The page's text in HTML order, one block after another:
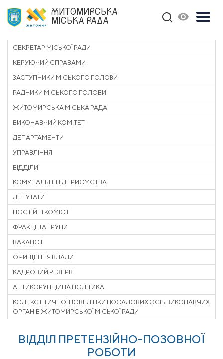
ЖИТОМИРСЬКА
МІСЬКА РАДА
ВІДДІЛ ПРЕТЕНЗІЙНО-ПОЗОВНОЇ
РОБОТИ
СЕКРЕТАР МІСЬКОЇ РАДИ
КЕРУЮЧИЙ СПРАВАМИ
ЗАСТУПНИКИ МІСЬКОГО ГОЛОВИ
РАДНИКИ МІСЬКОГО ГОЛОВИ
ЖИТОМИРСЬКА МІСЬКА РАДА
ВИКОНАВЧИЙ КОМІТЕТ
ДЕПАРТАМЕНТИ
УПРАВЛІННЯ
ВІДДІЛИ
КОМУНАЛЬНІ ПІДПРИЄМСТВА
ДЕПУТАТИ
ПОСТІЙНІ КОМІСІЇ
ФРАКЦІЇ ТА ГРУПИ
ВАКАНСІЇ
ОЧИЩЕННЯ ВЛАДИ
КАДРОВИЙ РЕЗЕРВ
АНТИКОРУПЦІЙНА ПОЛІТИКА
КОДЕКС ЕТИЧНОЇ ПОВЕДІНКИ ПОСАДОВИХ ОСІБ ВИКОНАВЧИХ
ОРГАНІВ ЖИТОМИРСЬКОЇ МІСЬКОЇ РАДИ